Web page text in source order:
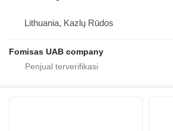
Lithuania, Kazlų Rūdos
Fomisas UAB company